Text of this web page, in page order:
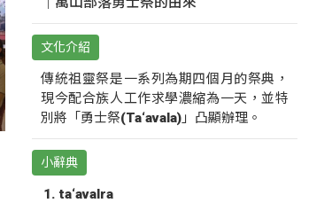
文化介紹
傳統祖靈祭是一系列為期四個月的祭典，
現今配合族人工作求學濃縮為一天，並特
別將「勇士祭(Ta‘avala)」凸顯辦理。
小辭典
ta‘avalra